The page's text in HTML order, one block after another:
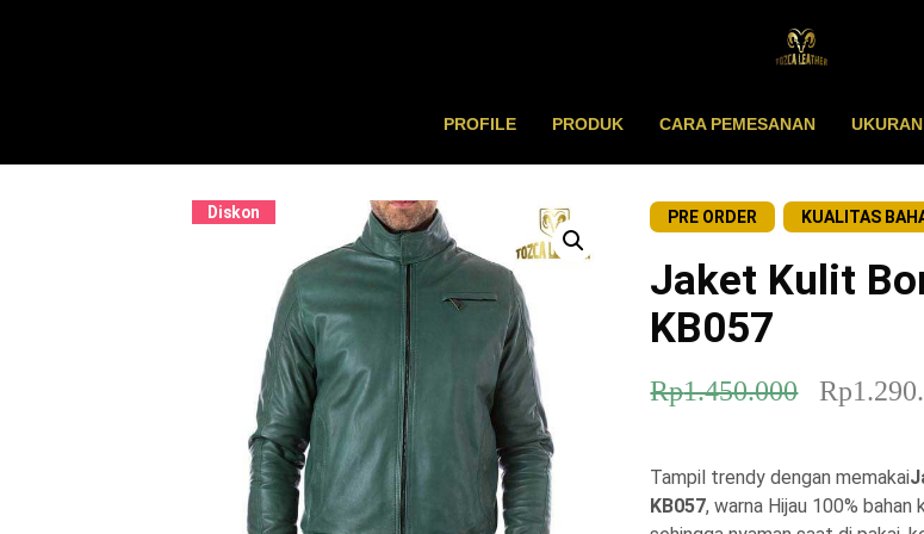
PROFILE PRODUK CARA PEMESANAN
Diskon PRE ORDER KUALITAS
Jaket Kulit
KB057
Rp1.450.000
H
r
g
Rp
Tampil trendy dengan memakai
KB057, warna Hijau 100%